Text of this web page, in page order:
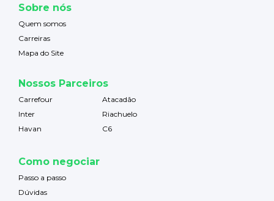
Sobre nós
Quem somos
Carreiras
Mapa do Site
Nossos Parceiros
Carrefour
Atacadão
Inter
Riachuelo
Havan
C6
Como negociar
Passo a passo
Dúvidas